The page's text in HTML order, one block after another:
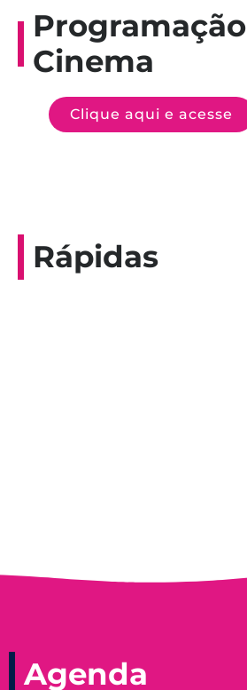
Programação
Cinema
Clique aqui e acesse
Rápidas
Agenda